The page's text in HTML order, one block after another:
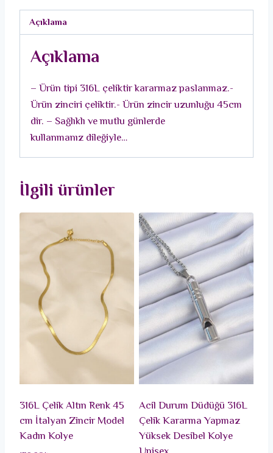
Zincir
Taşlı
Figür
Kadın
Kolye
adet
Açıklama
Açıklama
– Ürün tipi 316L çeliktir kararmaz paslanmaz.-
Ürün zinciri çeliktir.- Ürün zincir uzunluğu 45cm
dir. – Sağlıklı ve mutlu günlerde
kullanmanız dileğiyle…
İlgili ürünler
316L Çelik Altın Renk 45
cm İtalyan Zincir Model
Kadın Kolye
Acil Durum Düdüğü 316L
Çelik Kararma Yapmaz
Yüksek Desibel Kolye